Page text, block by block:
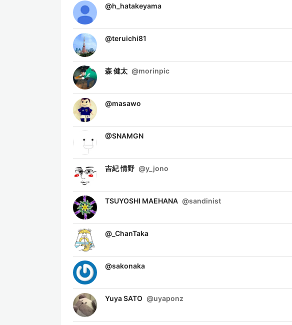
@h_hatakeyama
@teruichi81
森 健太 @morinpic
@masawo
@SNAMGN
吉紀 情野 @y_jono
TSUYOSHI MAEHANA @sandinist
@ _ChanTaka
@sakonaka
Yuya SATO @uyaponz